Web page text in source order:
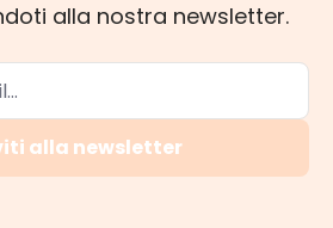
alla nostra newsletter.
alla newsletter